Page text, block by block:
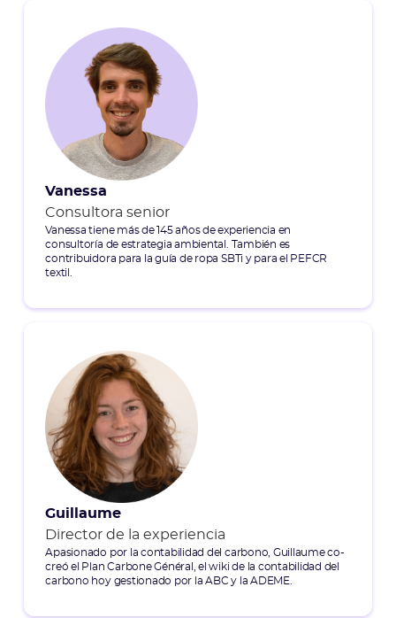
Vanessa
Consultora senior
Vanessa tiene más de 145 años de experiencia en
consultoría de estrategia ambiental. También es
contribuidora para la guía de ropa SBTi y para el PEFCR
textil.
Guillaume
Director de la experiencia
Apasionado por la contabilidad del carbono, Guillaume co-
creó el Plan Carbone Général, el wiki de la contabilidad del
carbono hoy gestionado por la ABC y la ADEME.